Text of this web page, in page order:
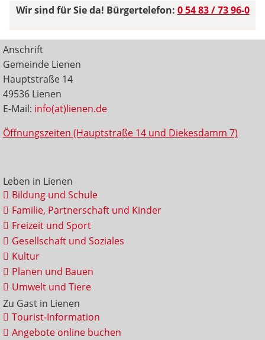
Wir sind für Sie da! Bürgertelefon: 0 54 83 / 73 96-0
Anschrift
Gemeinde Lienen
Hauptstraße 14
49536 Lienen
E-Mail: info(at)lienen.de
Öffnungszeiten (Hauptstraße 14 und Diekesdamm 7)
Leben in Lienen
Bildung und Schule
Familie, Partnerschaft und Kinder
Freizeit und Sport
Gesellschaft und Soziales
Kultur
Planen und Bauen
Umwelt und Tiere
Zu Gast in Lienen
Tourist-Information
Angebote online buchen